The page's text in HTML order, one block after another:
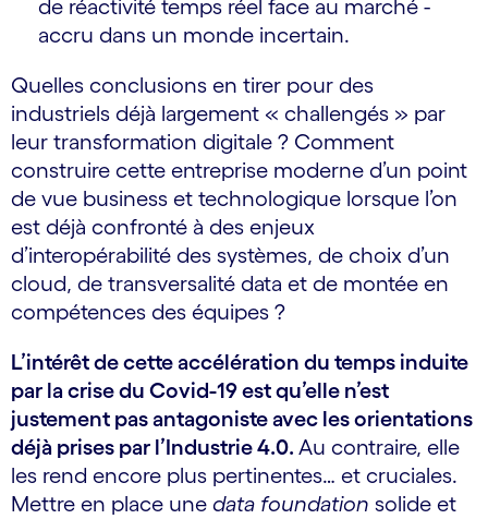
de réactivité temps réel face au marché -
accru dans un monde incertain.
Quelles conclusions en tirer pour des
industriels déjà largement « challengés » par
leur transformation digitale ? Comment
construire cette entreprise moderne d’un point
de vue business et technologique lorsque l’on
est déjà confronté à des enjeux
d’interopérabilité des systèmes, de choix d’un
cloud, de transversalité data et de montée en
compétences des équipes ?
L’intérêt de cette accélération du temps induite
par la crise du Covid-19 est qu’elle n’est
justement pas antagoniste avec les orientations
déjà prises par l’Industrie 4.0. Au contraire, elle
les rend encore plus pertinentes… et cruciales.
Mettre en place une data foundation solide et